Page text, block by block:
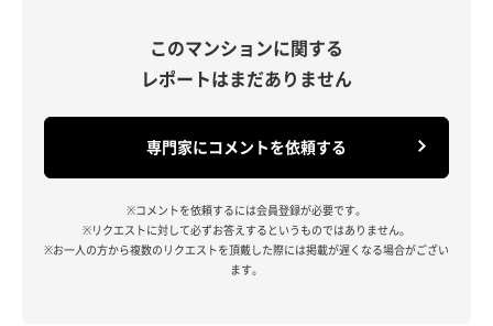
このマンションに関する
レポートはまだありません
専門家にコメントを依頼する
※コメントを依頼するには会員登録が必要です。
※リクエストに対して必ずお答えするというものではありません。
※お一人の方から複数のリクエストを頂戴した際には掲載が遅くなる場合がござい
ます。